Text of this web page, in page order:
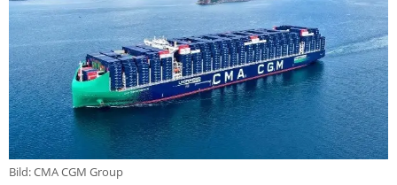
Bild: CMA CGM Group